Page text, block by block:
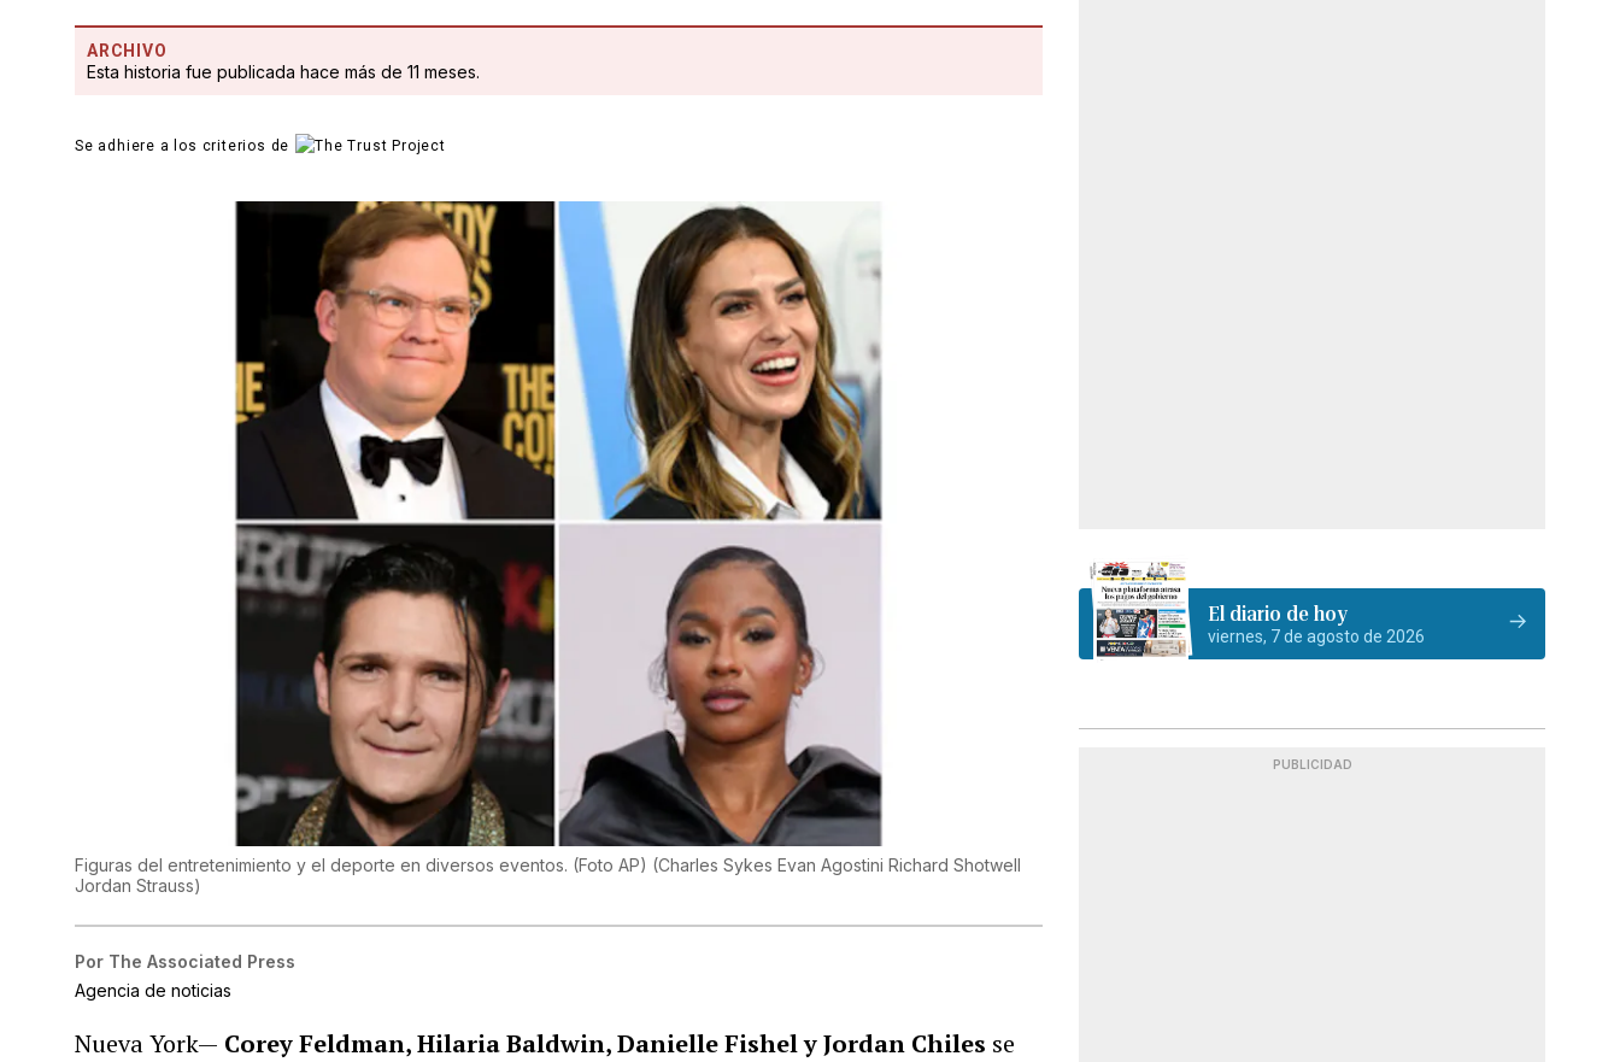
ARCHIVO
Esta historia fue publicada hace más de 11 meses.
Se adhiere a los criterios de
Figuras del entretenimiento y el deporte en diversos eventos. (Foto AP) (Charles Sykes Evan Agostini Richard Shotwell
Jordan Strauss)
Por The Associated Press
Agencia de noticias
Nueva York— Corey Feldman, Hilaria Baldwin, Danielle Fishel y Jordan Chiles se
El diario de hoy
viernes, 7 de agosto de 2026
PUBLICIDAD